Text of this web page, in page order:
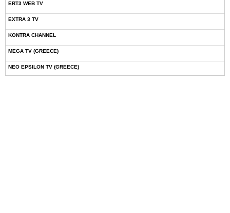
ERT3 WEB TV
EXTRA 3 TV
KONTRA CHANNEL
MEGA TV (GREECE)
NEO EPSILON TV (GREECE)